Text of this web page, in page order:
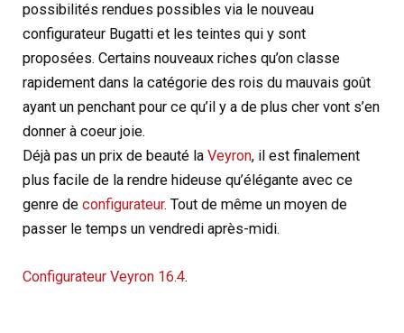
possibilités rendues possibles via le nouveau
configurateur Bugatti et les teintes qui y sont
proposées. Certains nouveaux riches qu’on classe
rapidement dans la catégorie des rois du mauvais goût
ayant un penchant pour ce qu’il y a de plus cher vont s’en
donner à coeur joie.
Déjà pas un prix de beauté laVeyron, il est finalement
plus facile de la rendre hideuse qu’élégante avec ce
genre deconfigurateur. Tout de même un moyen de
passer le temps un vendredi après-midi.
Configurateur Veyron 16.4.